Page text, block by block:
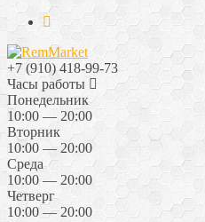
+7 (910) 418-99-73
Часы работы
Понедельник
10:00 — 20:00
Вторник
10:00 — 20:00
Среда
10:00 — 20:00
Четверг
10:00 — 20:00